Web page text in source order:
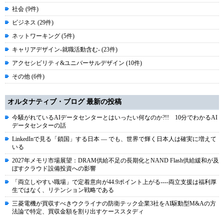
社会 (9件)
ビジネス (29件)
ネットワーキング (5件)
キャリアデザイン-就職活動含む- (23件)
アクセシビリティ&ユニバーサルデザイン (10件)
その他 (6件)
オルタナティブ・ブログ 最新の投稿
今騒がれているAIデータセンターとはいったい何なのか?!! 10分でわかるAI
データセンターの話
LinkedInで見る「鎖国」する日本 ― でも、世界で輝く日本人は確実に増えて
いる
2027年メモリ市場展望：DRAM供給不足の長期化とNAND Flash供給緩和が及
ぼすクラウド設備投資への影響
「両立しやすい職場」で定着意向が44.9ポイント上がる----両立支援は福利厚
生ではなく、リテンション戦略である
三菱電機が買収すべきウクライナの防衛テック企業3社をAI駆動型M&Aの方
法論で特定、買収金額を割り出すケーススタディ